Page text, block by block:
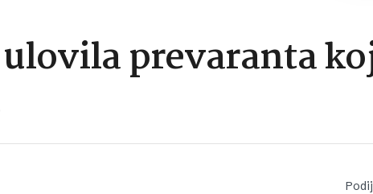
prevaranta